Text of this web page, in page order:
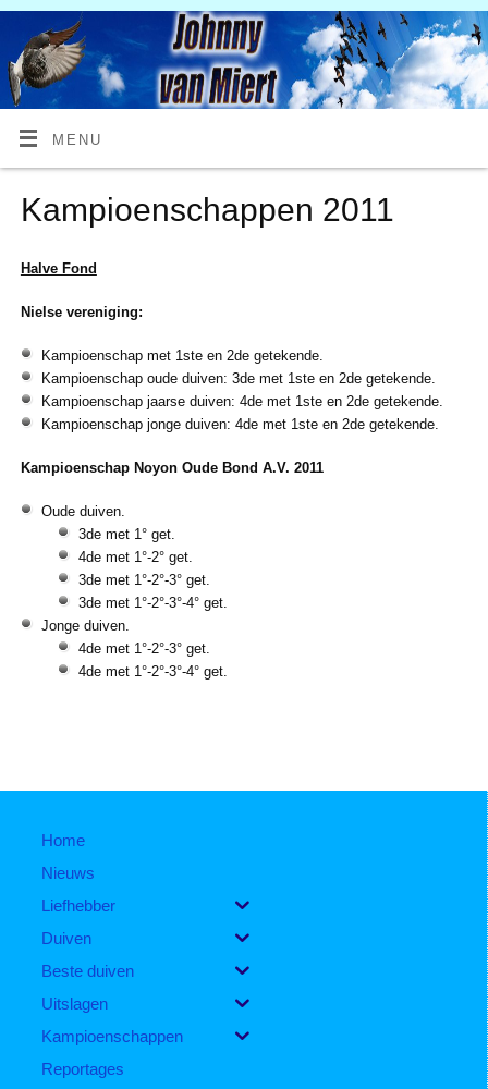
MENU
Kampioenschappen 2011
Halve Fond
Nielse vereniging:
Kampioenschap met 1ste en 2de getekende.
Kampioenschap oude duiven: 3de met 1ste en 2de getekende.
Kampioenschap jaarse duiven: 4de met 1ste en 2de getekende.
Kampioenschap jonge duiven: 4de met 1ste en 2de getekende.
Kampioenschap Noyon Oude Bond A.V. 2011
Oude duiven.
3de met 1° get.
4de met 1°-2° get.
3de met 1°-2°-3° get.
3de met 1°-2°-3°-4° get.
Jonge duiven.
4de met 1°-2°-3° get.
4de met 1°-2°-3°-4° get.
Home
Nieuws
Liefhebber
Duiven
Beste duiven
Uitslagen
Kampioenschappen
Reportages